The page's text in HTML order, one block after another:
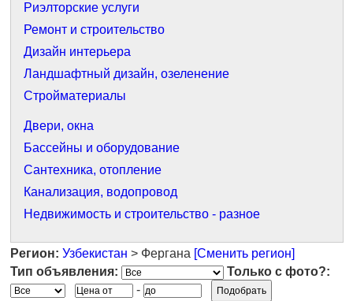
Риэлторские услуги
Ремонт и строительство
Дизайн интерьера
Ландшафтный дизайн, озеленение
Стройматериалы
Двери, окна
Бассейны и оборудование
Сантехника, отопление
Канализация, водопровод
Недвижимость и строительство - разное
Регион: Узбекистан > Фергана [Сменить регион]
Тип объявления:
Только с фото?:
-